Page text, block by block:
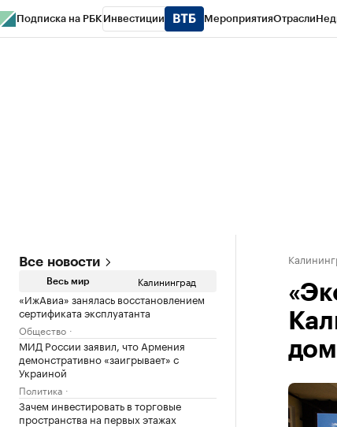
Подписка на РБК Инвестиции МероприятияОтрасли
Все новости
Весь мир Калининград
«ИжАвиа» занялась восстановлением
сертификата эксплуатанта
Общество
МИД России заявил, что Армения
демонстративно «заигрывает» с
Украиной
Политика
Зачем инвестировать в торговые
пространства на первых этажах